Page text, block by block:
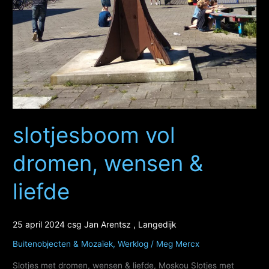
slotjesboom vol
dromen, wensen &
liefde
25 april 2024 csg Jan Arentsz , Langedijk
Buitenobjecten & Mozaïek,Werklog / Meg Mercx
Slotjes met dromen, wensen & liefde, Moskou Slotjes met